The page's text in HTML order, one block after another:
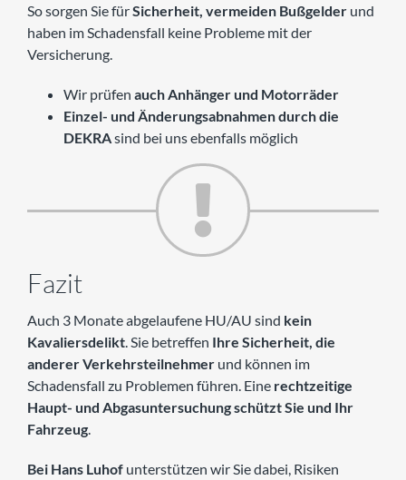
So sorgen Sie fürSicherheit, vermeiden Bußgelder und
haben im Schadensfall keine Probleme mit der
Versicherung.
Wir prüfen auch Anhänger und Motorräder
Einzel- und Änderungsabnahmen durch die
DEKRAsind bei uns ebenfalls möglich
Fazit
Auch 3 Monate abgelaufene HU/AU sind kein
Kavaliersdelikt. Sie betreffen Ihre Sicherheit, die
anderer Verkehrsteilnehmer und können im
Schadensfall zu Problemen führen. Eine rechtzeitige
Haupt- und Abgasuntersuchung schützt Sie und Ihr
Fahrzeug.
Bei Hans Luhof unterstützen wir Sie dabei, Risiken